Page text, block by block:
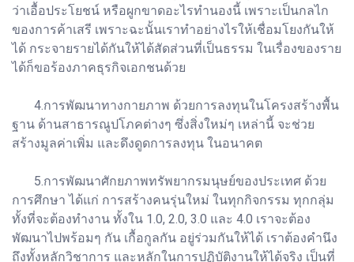
ว่าเอื้อประโยชน์ หรือผูกขาดอะไรทำนองนี้ เพราะเป็นกลไก
ของการค้าเสรี เพราะฉะนั้นเราทำอย่างไรให้เชื่อมโยงกันให้
ได้ กระจายรายได้กันให้ได้สัดส่วนที่เป็นธรรม ในเรื่องของราย
ได้ก็ขอร้องภาคธุรกิจเอกชนด้วย
4.การพัฒนาทางกายภาพ ด้วยการลงทุนในโครงสร้างพื้น
ฐาน ด้านสาธารณูปโภคต่างๆ ซึ่งสิ่งใหม่ๆ เหล่านี้ จะช่วย
สร้างมูลค่าเพิ่ม และดึงดูดการลงทุน ในอนาคต
5.การพัฒนาศักยภาพทรัพยากรมนุษย์ของประเทศ ด้วย
การศึกษา ได้แก่ การสร้างคนรุ่นใหม่ ในทุกกิจกรรม ทุกกลุ่ม
ทั้งที่จะต้องทำงาน ทั้งใน 1.0, 2.0, 3.0 และ 4.0 เราจะต้อง
พัฒนาไปพร้อมๆ กัน เกื้อกูลกัน อยู่ร่วมกันให้ได้ เราต้องคำนึง
ถึงทั้งหลักวิชาการ และหลักในการปฏิบัติงานให้ได้จริง เป็นที่